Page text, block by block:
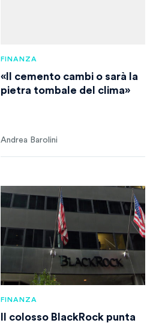
FINANZA
«Il cemento cambi o sarà la
pietra tombale del clima»
Andrea Barolini
FINANZA
Il colosso BlackRock punta